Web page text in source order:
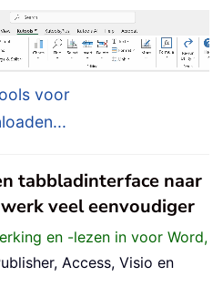
voor
tabbladinterface naar
veel eenvoudiger
en -lezen in voor Word,
Access, Visio en